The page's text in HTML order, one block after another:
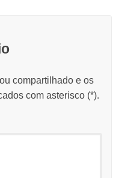
compartilhado e os
com asterisco (*).